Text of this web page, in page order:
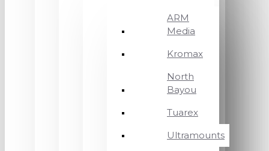
ARM
Media
Kromax
North
Bayou
Tuarex
Ultramounts